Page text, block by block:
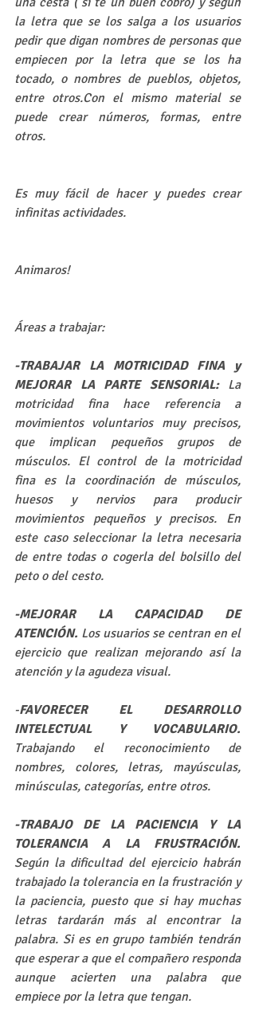
la letra que se los salga a los usuarios
pedir que digan nombres de personas que
empiecen por la letra que se los ha
tocado, o nombres de pueblos, objetos,
entre otros.Con el mismo material se
puede crear números, formas, entre
otros.
Es muy fácil de hacer y puedes crear
infinitas actividades.
Animaros!
Áreas a trabajar:
-TRABAJAR LA MOTRICIDAD FINA y
MEJORAR LA PARTE SENSORIAL: La
motricidad fina hace referencia a
movimientos voluntarios muy precisos,
que implican pequeños grupos de
músculos. El control de la motricidad
fina es la coordinación de músculos,
huesos y nervios para producir
movimientos pequeños y precisos. En
este caso seleccionar la letra necesaria
de entre todas o cogerla del bolsillo del
peto o del cesto.
-MEJORAR LA CAPACIDAD DE
ATENCIÓN. Los usuarios se centran en el
ejercicio que realizan mejorando así la
atención y la agudeza visual.
-FAVORECER EL DESARROLLO
INTELECTUAL Y VOCABULARIO.
Trabajando el reconocimiento de
nombres, colores, letras, mayúsculas,
minúsculas, categorías, entre otros.
-TRABAJO DE LA PACIENCIA Y LA
TOLERANCIA A LA FRUSTRACIÓN.
Según la dificultad del ejercicio habrán
trabajado la tolerancia en la frustración y
la paciencia, puesto que si hay muchas
letras tardarán más al encontrar la
palabra. Si es en grupo también tendrán
que esperar a que el compañero responda
aunque acierten una palabra que
empiece por la letra que tengan.